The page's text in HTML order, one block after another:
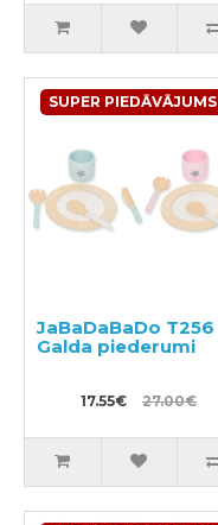
SUPER PIEDĀVĀJUMS
JaBaDaBaDo T256
Galda piederumi
17.55€ 27.00€